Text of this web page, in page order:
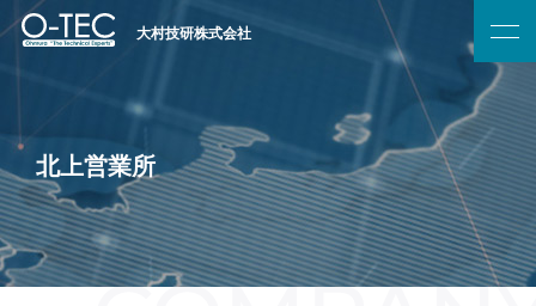
大村技研株式会社
北上営業所